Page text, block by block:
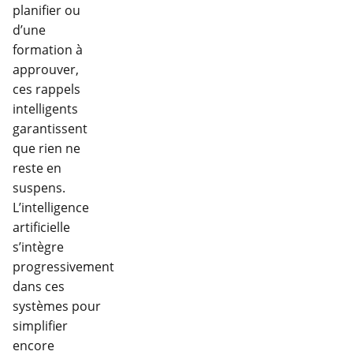
planifier ou
d’une
formation à
approuver,
ces rappels
intelligents
garantissent
que rien ne
reste en
suspens.
L’intelligence
artificielle
s’intègre
progressivement
dans ces
systèmes pour
simplifier
encore